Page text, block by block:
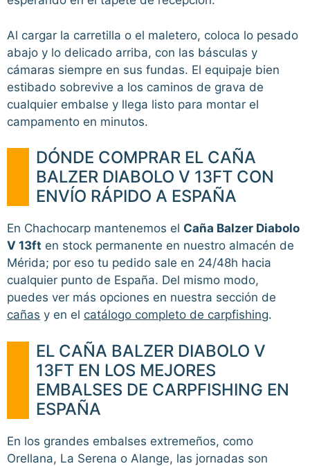
Al cargar la carretilla o el maletero, coloca lo pesado
abajo y lo delicado arriba, con las básculas y
cámaras siempre en sus fundas. El equipaje bien
estibado sobrevive a los caminos de grava de
cualquier embalse y llega listo para montar el
campamento en minutos.
DÓNDE COMPRAR EL CAÑA
BALZER DIABOLO V 13FT CON
ENVÍO RÁPIDO A ESPAÑA
En Chachocarp mantenemos el Caña Balzer Diabolo
V 13ft en stock permanente en nuestro almacén de
Mérida; por eso tu pedido sale en 24/48h hacia
cualquier punto de España. Del mismo modo,
puedes ver más opciones en nuestra sección de
cañas y en el catálogo completo de carpfishing.
EL CAÑA BALZER DIABOLO V
13FT EN LOS MEJORES
EMBALSES DE CARPFISHING EN
ESPAÑA
En los grandes embalses extremeños, como
Orellana, La Serena o Alange, las jornadas son